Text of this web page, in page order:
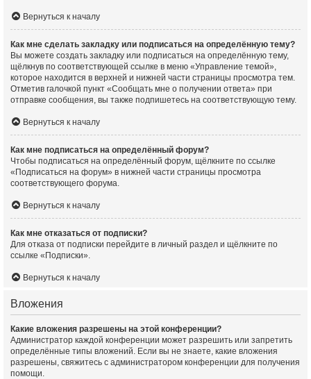
Вернуться к началу
Как мне сделать закладку или подписаться на определённую тему?
Вы можете создать закладку или подписаться на определённую тему,
щёлкнув по соответствующей ссылке в меню «Управление темой»,
которое находится в верхней и нижней части страницы просмотра тем.
Отметив галочкой пункт «Сообщать мне о получении ответа» при
отправке сообщения, вы также подпишетесь на соответствующую тему.
Вернуться к началу
Как мне подписаться на определённый форум?
Чтобы подписаться на определённый форум, щёлкните по ссылке
«Подписаться на форум» в нижней части страницы просмотра
соответствующего форума.
Вернуться к началу
Как мне отказаться от подписки?
Для отказа от подписки перейдите в личный раздел и щёлкните по
ссылке «Подписки».
Вернуться к началу
Вложения
Какие вложения разрешены на этой конференции?
Администратор каждой конференции может разрешить или запретить
определённые типы вложений. Если вы не знаете, какие вложения
разрешены, свяжитесь с администратором конференции для получения
помощи.